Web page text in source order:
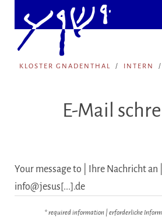
KLOSTER GNADENTHAL INTERN
E-Mail
Your message to | Ihre Nachricht an
info@jesus[...].de
* required information | erforderliche